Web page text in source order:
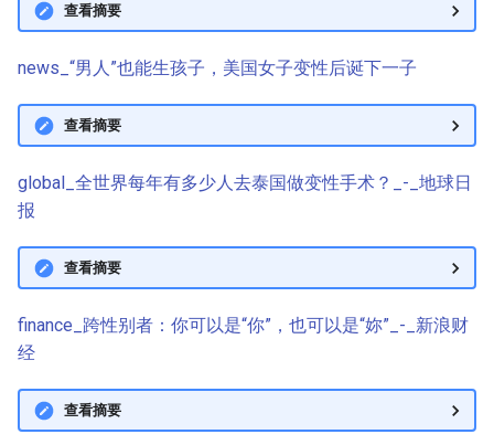
查看摘要
news_“男人”也能生孩子，美国女子变性后诞下一子
查看摘要
global_全世界每年有多少人去泰国做变性手术？_-_地球日
报
查看摘要
finance_跨性别者：你可以是“你”，也可以是“妳”_-_新浪财
经
查看摘要